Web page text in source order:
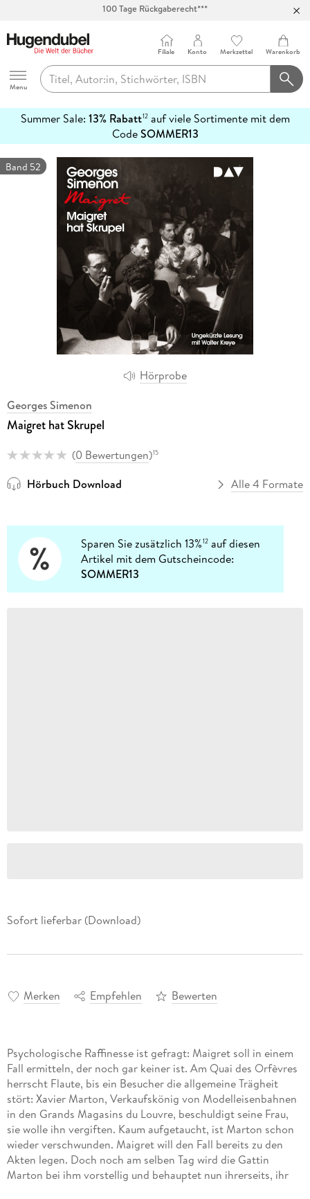
Abholung in über 100 Filialen
Hugendubel
Menu
Filiale Konto Merkzettel Warenkorb
Summer Sale: 13% Rabatt12auf viele Sortimente mit dem
CodeSOMMER13
erfahren
Hörprobe
Band 52
Georges Simenon
Maigret hat Skrupel
(0 Bewertungen)15
Hörbuch Download Alle 4 Formate
Sparen Sie zusätzlich 13%12 auf diesen
Artikel mit dem Gutscheincode:
SOMMER13
Sofort lieferbar (Download)
Merken Empfehlen Bewerten
Psychologische Raffinesse ist gefragt: Maigret soll in einem
Fall ermitteln, der noch gar keiner ist. Am Quai des Orfèvres
herrscht Flaute, bis ein Besucher die allgemeine Trägheit
stört: Xavier Marton, Verkaufskönig von Modelleisenbahnen
in den Grands Magasins du Louvre, beschuldigt seine Frau,
sie wolle ihn vergiften. Kaum aufgetaucht, ist Marton schon
wieder verschwunden. Maigret will den Fall bereits zu den
Akten legen. Doch noch am selben Tag wird die Gattin
Marton bei ihm vorstellig und behauptet nun ihrerseits, ihr